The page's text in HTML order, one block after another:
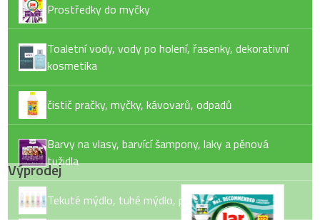
Prostředky do myčky
Toaletní vody, vody po holení, řasenky, dekorativní
kosmetika
čistič pračky, myčky, kávovarů, odpadů
Barvy na vlasy, barvící šampony, laky a pěnová
tužidla
Tekuté mýdlo, tuhé mýdlo, pěny do koupele
Výprodej